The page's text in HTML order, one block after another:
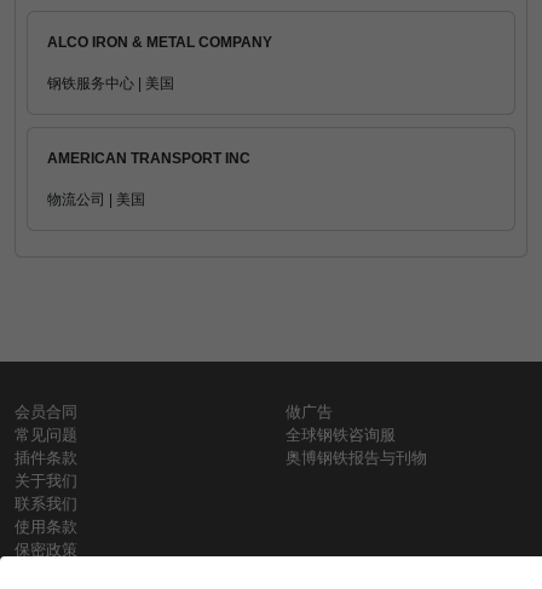
ALCO IRON & METAL COMPANY
钢铁服务中心 | 美国
AMERICAN TRANSPORT INC
物流公司 | 美国
会员合同
常见问题
插件条款
关于我们
联系我们
使用条款
保密政策
做广告
全球钢铁咨询服
奥博钢铁报告与刊物